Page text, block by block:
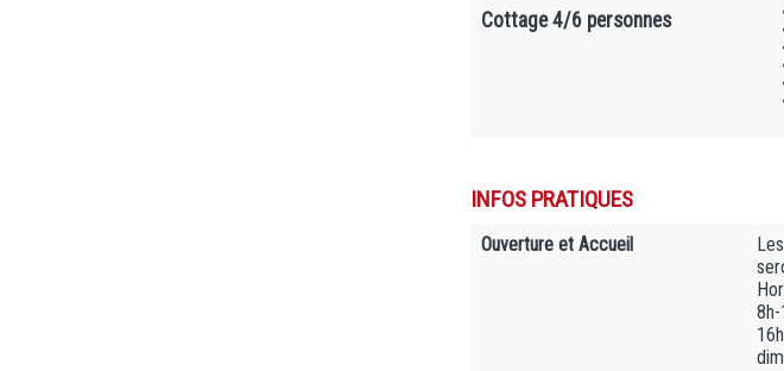
Cottage 4/6 personnes
INFOS PRATIQUES
Ouverture et Accueil